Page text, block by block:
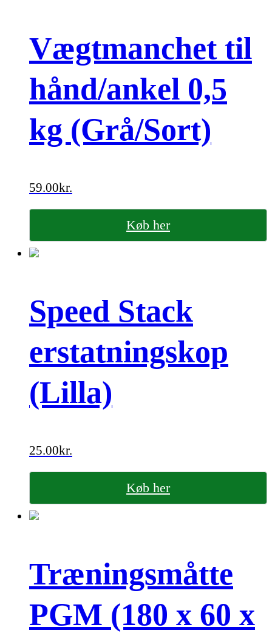
Vægtmanchet til
hånd/ankel 0,5
kg (Grå/Sort)
59.00kr.
Køb her
Speed Stack
erstatningskop
(Lilla)
25.00kr.
Køb her
Træningsmåtte
PGM (180 x 60 x